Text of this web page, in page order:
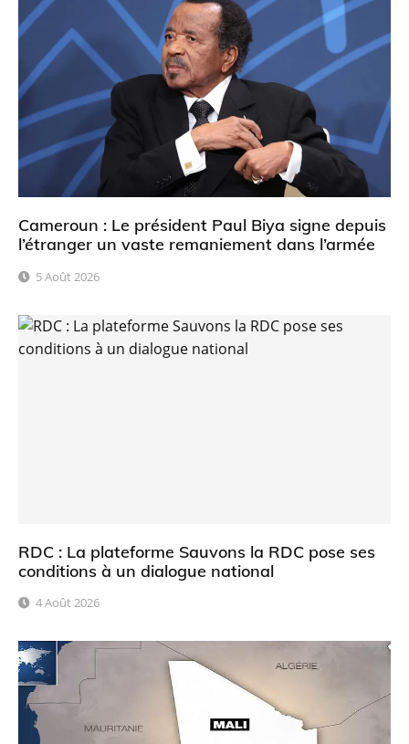
Cameroun : Le président Paul Biya signe depuis
l’étranger un vaste remaniement dans l’armée
5 Août 2026
RDC : La plateforme Sauvons la RDC pose ses
conditions à un dialogue national
4 Août 2026